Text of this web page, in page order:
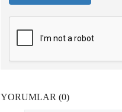
YORUMLAR (0)